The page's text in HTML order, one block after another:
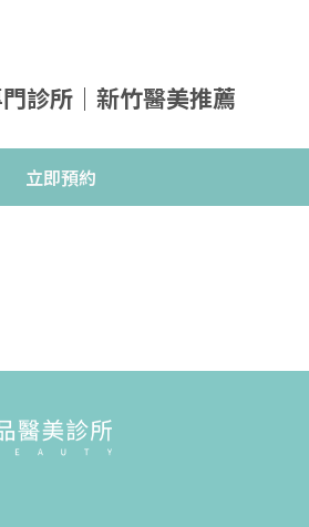
診所｜新竹醫美推薦
立即預約